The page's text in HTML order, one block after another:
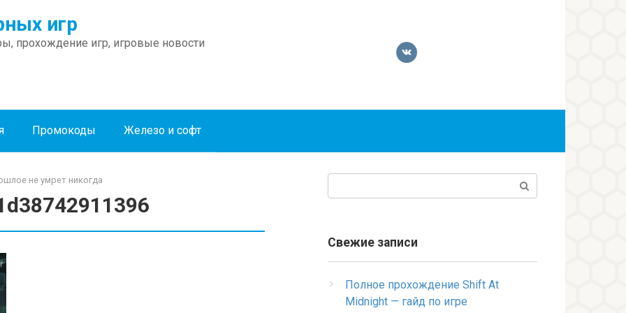
игр
прохождение игр, игровые новости
Промокоды Железо и софт
не умрет никогда
Свежие записи
Полное прохождение Shift At
Midnight — гайд по игре